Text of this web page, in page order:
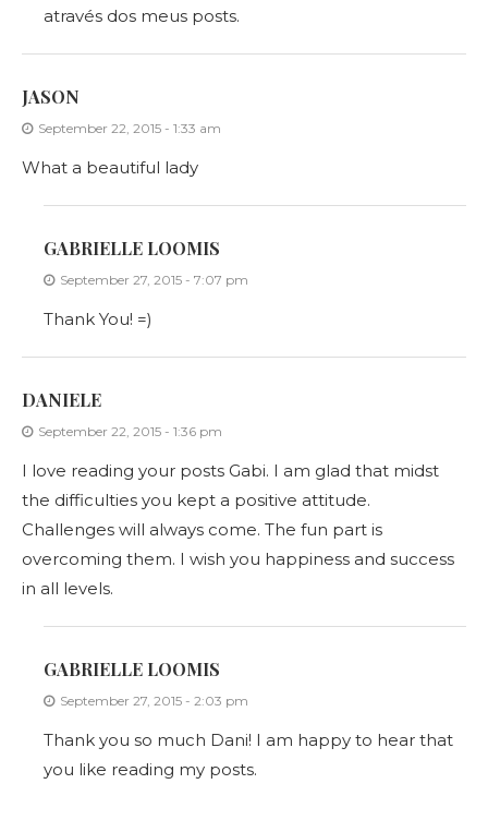
através dos meus posts.
JASON
September 22, 2015 - 1:33 am
What a beautiful lady
GABRIELLE LOOMIS
September 27, 2015 - 7:07 pm
Thank You! =)
DANIELE
September 22, 2015 - 1:36 pm
I love reading your posts Gabi. I am glad that midst
the difficulties you kept a positive attitude.
Challenges will always come. The fun part is
overcoming them. I wish you happiness and success
in all levels.
GABRIELLE LOOMIS
September 27, 2015 - 2:03 pm
Thank you so much Dani! I am happy to hear that
you like reading my posts.